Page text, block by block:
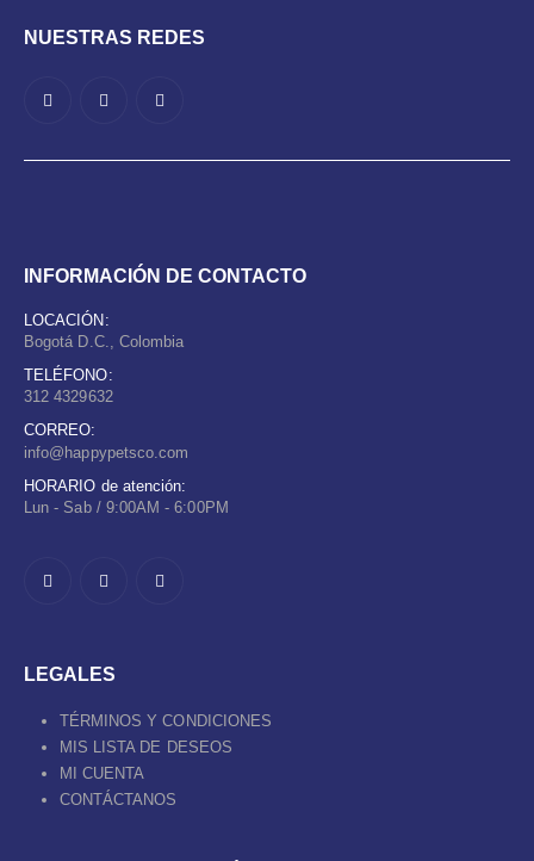
NUESTRAS REDES
INFORMACIÓN DE CONTACTO
LOCACIÓN:
Bogotá D.C., Colombia
TELÉFONO:
312 4329632
CORREO:
info@happypetsco.com
HORARIO de atención:
Lun - Sab / 9:00AM - 6:00PM
LEGALES
TÉRMINOS Y CONDICIONES
MIS LISTA DE DESEOS
MI CUENTA
CONTÁCTANOS